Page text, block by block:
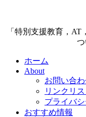
「特別支援教育，
ホーム
About
お問い合
リンクリ
プライバ
おすすめ情報